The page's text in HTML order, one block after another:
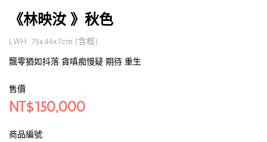
《林映汝 》秋色
LWH :75x44x7cm (含框)
飄零猶如抖落 貪嗔痴慢疑 期待 重生
售價
NT$150,000
商品編號: